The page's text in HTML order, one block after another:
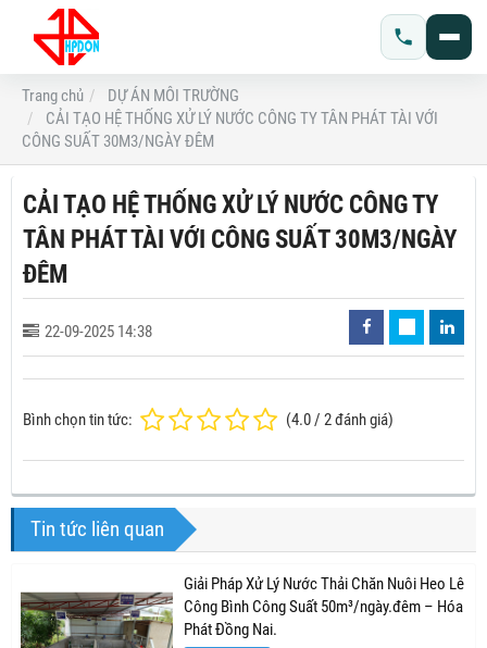
Trang chủ
DỰ ÁN MÔI TRƯỜNG
CẢI TẠO HỆ THỐNG XỬ LÝ NƯỚC CÔNG TY TÂN PHÁT TÀI VỚI
CÔNG SUẤT 30M3/NGÀY ĐÊM
CẢI TẠO HỆ THỐNG XỬ LÝ NƯỚC CÔNG TY
TÂN PHÁT TÀI VỚI CÔNG SUẤT 30M3/NGÀY
ĐÊM
22-09-2025 14:38
Bình chọn tin tức: (4.0 / 2đánh giá)
Tin tức liên quan
Giải Pháp Xử Lý Nước Thải Chăn Nuôi Heo Lê
Công Bình Công Suất 50m³/ngày.đêm – Hóa
Phát Đồng Nai.